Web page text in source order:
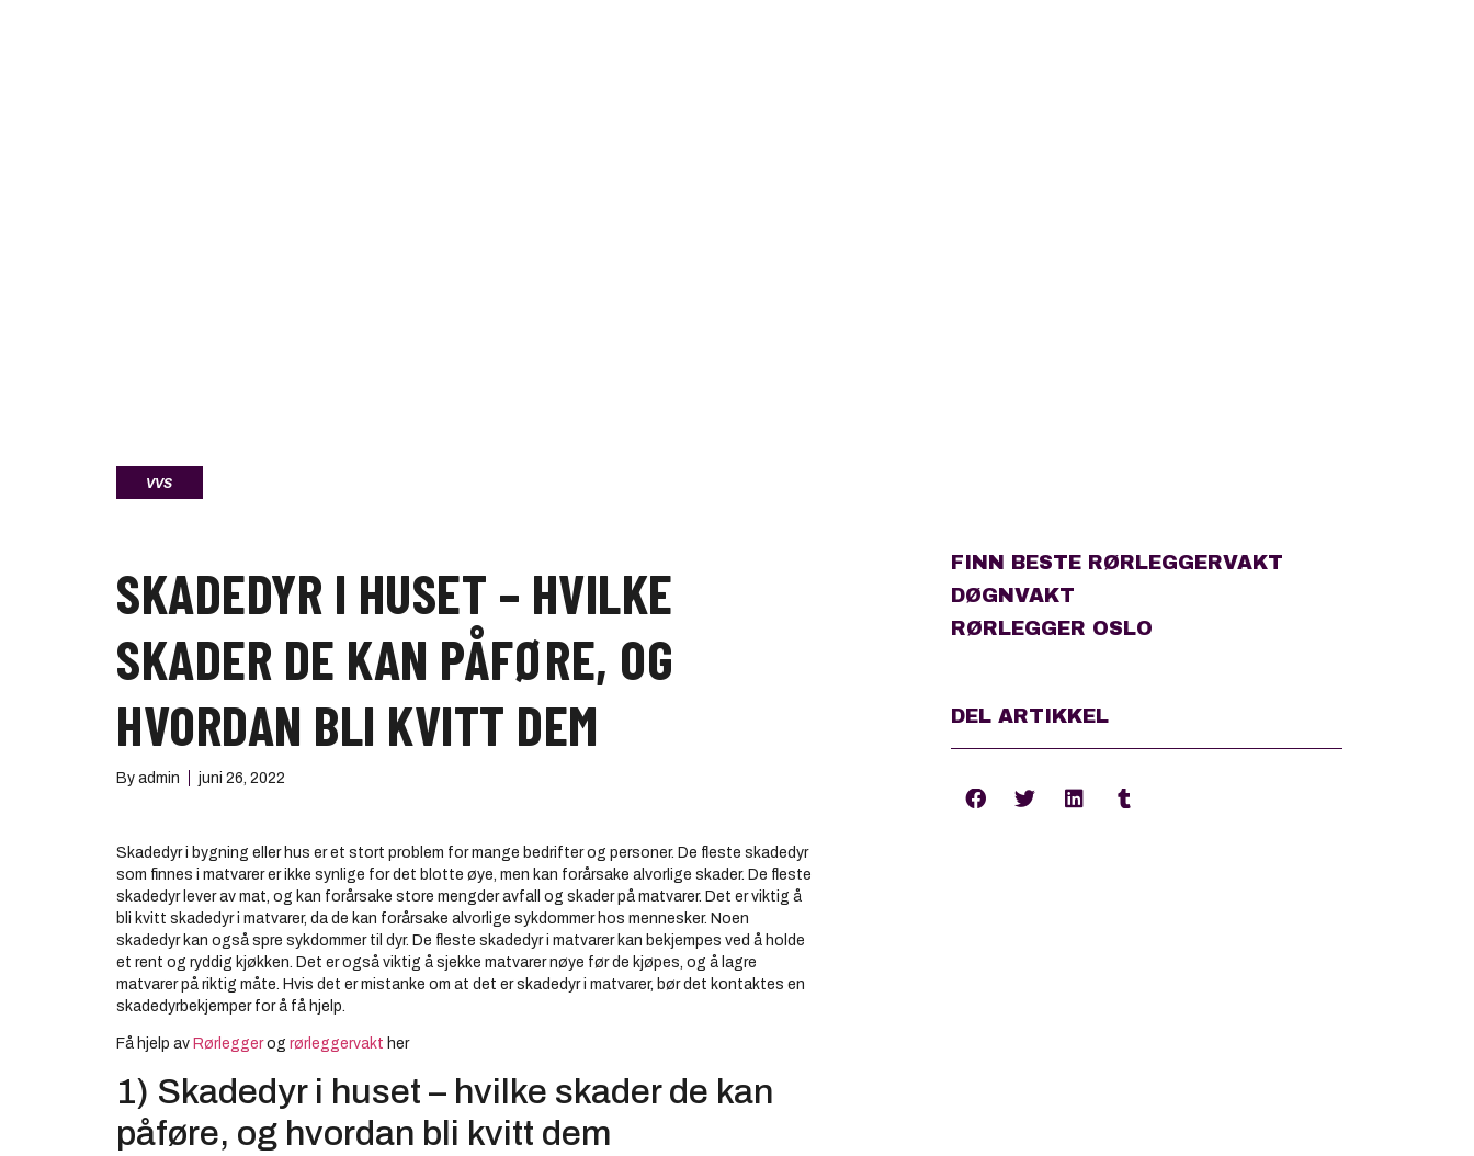
VVS
SKADEDYR I HUSET – HVILKE
SKADER DE KAN PÅFØRE, OG
HVORDAN BLI KVITT DEM
By admin juni 26, 2022
Skadedyr i bygning eller hus er et stort problem for mange bedrifter og personer. De fleste skadedyr
som finnes i matvarer er ikke synlige for det blotte øye, men kan forårsake alvorlige skader. De fleste
skadedyr lever av mat, og kan forårsake store mengder avfall og skader på matvarer. Det er viktig å
bli kvitt skadedyr i matvarer, da de kan forårsake alvorlige sykdommer hos mennesker. Noen
skadedyr kan også spre sykdommer til dyr. De fleste skadedyr i matvarer kan bekjempes ved å holde
et rent og ryddig kjøkken. Det er også viktig å sjekke matvarer nøye før de kjøpes, og å lagre
matvarer på riktig måte. Hvis det er mistanke om at det er skadedyr i matvarer, bør det kontaktes en
skadedyrbekjemper for å få hjelp.
Få hjelp av Rørleggerogrørleggervakt her
1) Skadedyr i huset – hvilke skader de kan
påføre, og hvordan bli kvitt dem
FINN BESTE RØRLEGGERVAKT
DØGNVAKT
RØRLEGGER OSLO
DEL ARTIKKEL